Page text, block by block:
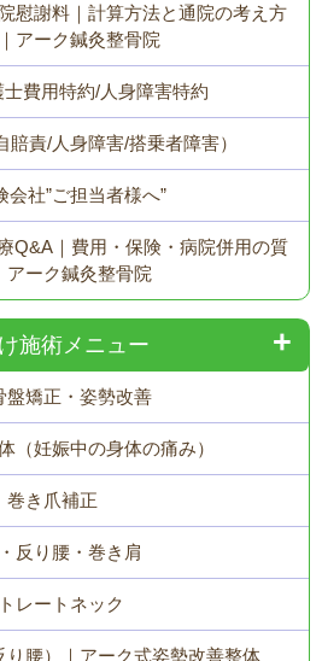
慰謝料｜計算方法と通院の考え方
アーク鍼灸整骨院
士費用特約/人身障害特約
賠責/人身障害/搭乗者障害）
会社”ご担当者様へ”
Q&A｜費用・保険・病院併用の質
アーク鍼灸整骨院
施術メニュー
盤矯正・姿勢改善
（妊娠中の身体の痛み）
巻き爪補正
反り腰・巻き肩
レートネック
り腰）｜アーク式姿勢改善整体